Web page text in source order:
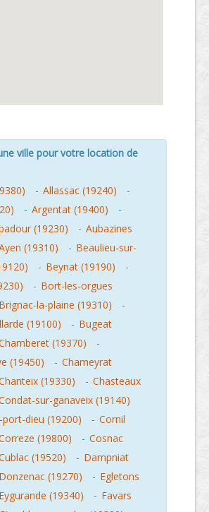
ville pour votre location de
- Allassac (19240)
-
- Argentat (19400)
-
(19230)
- Aubazines
(19310) - Beaulieu-sur-
- Beynat (19190)
-
- Bort-les-orgues
Brignac-la-plaine (19310)
-
(19100)
- Bugeat
(19370)
-
(19450)
- Chameyrat
(19330) - Chasteaux
sur-ganaveix (19140)
dieu (19200) - Cornil
(19800) - Cosnac
(19520) - Dampniat
Donzenac (19270) - Egletons
Eygurande (19340) - Favars